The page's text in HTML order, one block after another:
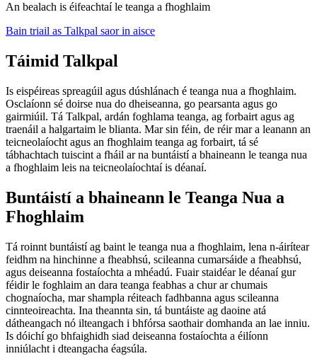
An bealach is éifeachtaí le teanga a fhoghlaim
Bain triail as Talkpal saor in aisce
Táimid Talkpal
Is eispéireas spreagúil agus dúshlánach é teanga nua a fhoghlaim.
Osclaíonn sé doirse nua do dheiseanna, go pearsanta agus go
gairmiúil. Tá Talkpal, ardán foghlama teanga, ag forbairt agus ag
traenáil a halgartaim le blianta. Mar sin féin, de réir mar a leanann an
teicneolaíocht agus an fhoghlaim teanga ag forbairt, tá sé
tábhachtach tuiscint a fháil ar na buntáistí a bhaineann le teanga nua
a fhoghlaim leis na teicneolaíochtaí is déanaí.
Buntáistí a bhaineann le Teanga Nua a
Fhoghlaim
Tá roinnt buntáistí ag baint le teanga nua a fhoghlaim, lena n-áirítear
feidhm na hinchinne a fheabhsú, scileanna cumarsáide a fheabhsú,
agus deiseanna fostaíochta a mhéadú. Fuair staidéar le déanaí gur
féidir le foghlaim an dara teanga feabhas a chur ar chumais
chognaíocha, mar shampla réiteach fadhbanna agus scileanna
cinnteoireachta. Ina theannta sin, tá buntáiste ag daoine atá
dátheangach nó ilteangach i bhfórsa saothair domhanda an lae inniu.
Is dóichí go bhfaighidh siad deiseanna fostaíochta a éilíonn
inniúlacht i dteangacha éagsúla.